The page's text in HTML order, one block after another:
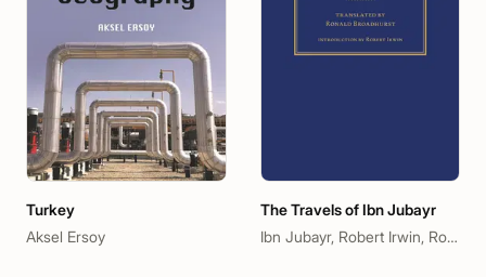
Turkey
Aksel Ersoy
The Travels of Ibn Jubayr
Ibn Jubayr, Robert Irwin, Ronald Broadhurst